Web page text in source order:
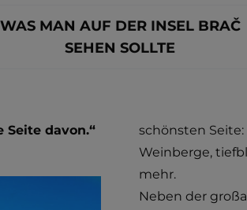
WAS MAN AUF DER INSEL BRAČ
SEHEN SOLLTE
davon.“
schönsten
Weinberge,
mehr.
Neben der